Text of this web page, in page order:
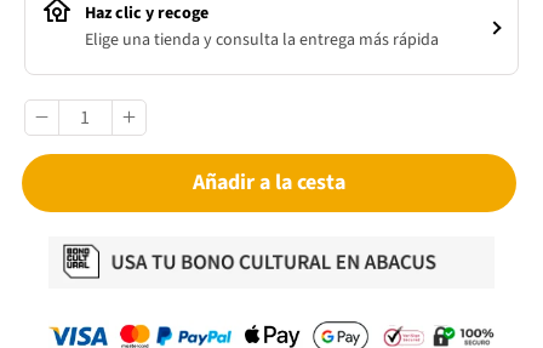
Haz clic y recoge
Elige una tienda y consulta la entrega más rápida
Añadir a la cesta